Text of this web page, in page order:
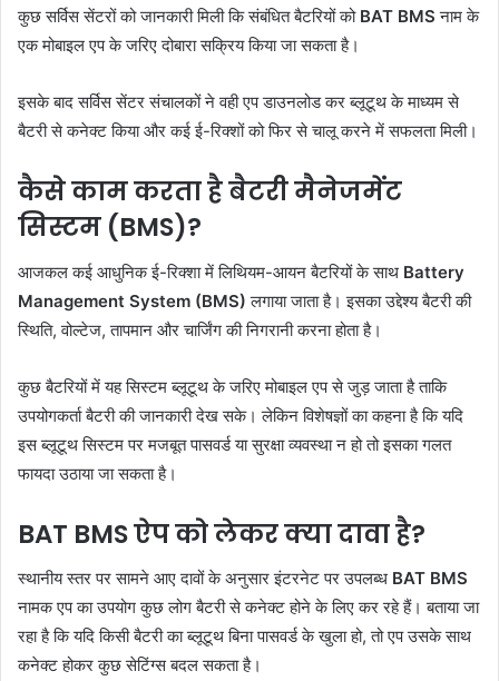
कुछ सर्विस सेंटरों को जानकारी मिली कि संबंधित बैटरियों को BAT BMS नाम के
एक मोबाइल एप के जरिए दोबारा सक्रिय किया जा सकता है।
इसके बाद सर्विस सेंटर संचालकों ने वही एप डाउनलोड कर ब्लूटूथ के माध्यम से
बैटरी से कनेक्ट किया और कई ई-रिक्शों को फिर से चालू करने में सफलता मिली।
कैसे काम करता है बैटरी मैनेजमेंट
सिस्टम (BMS)?
आजकल कई आधुनिक ई-रिक्शा में लिथियम-आयन बैटरियों के साथ Battery
Management System (BMS) लगाया जाता है। इसका उद्देश्य बैटरी की
स्थिति, वोल्टेज, तापमान और चार्जिंग की निगरानी करना होता है।
कुछ बैटरियों में यह सिस्टम ब्लूटूथ के जरिए मोबाइल एप से जुड़ जाता है ताकि
उपयोगकर्ता बैटरी की जानकारी देख सके। लेकिन विशेषज्ञों का कहना है कि यदि
इस ब्लूटूथ सिस्टम पर मजबूत पासवर्ड या सुरक्षा व्यवस्था न हो तो इसका गलत
फायदा उठाया जा सकता है।
BAT BMS ऐप को लेकर क्या दावा है?
स्थानीय स्तर पर सामने आए दावों के अनुसार इंटरनेट पर उपलब्ध BAT BMS
नामक एप का उपयोग कुछ लोग बैटरी से कनेक्ट होने के लिए कर रहे हैं। बताया जा
रहा है कि यदि किसी बैटरी का ब्लूटूथ बिना पासवर्ड के खुला हो, तो एप उसके साथ
कनेक्ट होकर कुछ सेटिंग्स बदल सकता है।